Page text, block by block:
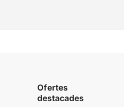
Ofertes
destacades